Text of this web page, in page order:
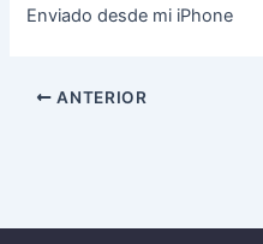
Enviado desde mi iPhone
ANTERIOR